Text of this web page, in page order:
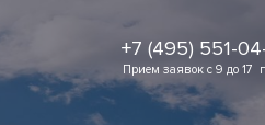
+7 (495) 551-
Прием заявок с 9 до 17